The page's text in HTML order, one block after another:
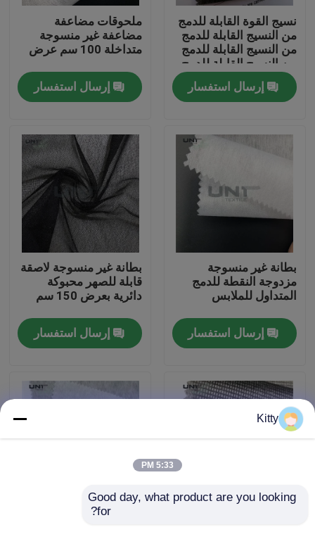
المنتجات
جولة في المصنع
مراقبة الجودة
أخبار
اطلب اقتباس
نسيج القوة القابلة للدمج
من النسيج القابلة للدمج
من النسيج القابلة للدمج
من النسيج القابلة للدمج
من النسيج القابلة للدمج
من النسيج القابلة للدمج
من النسيج القابلة للدمج
من النسيج القابلة للدمج
إرسال استفسار
ملحوقات مضاعفة
مضاعفة غير منسوجة
متداخلة 100 سم عرض
إرسال استفسار
بطانة غير منسوجة
مزدوجة النقطة للدمج
المتداول للملابس
إرسال استفسار
بطانة غير منسوجة لاصقة
قابلة للصهر محبوكة
دائرية بعرض 150 سم
إرسال استفسار
مصنع محترف للأقمشة
Kitty
5:33 PM
Good day, what product are you looking
for?